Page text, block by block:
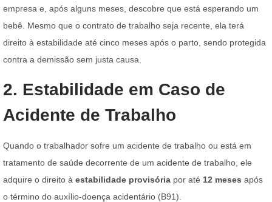
empresa e, após alguns meses, descobre que está esperando um
bebê. Mesmo que o contrato de trabalho seja recente, ela terá
direito à estabilidade até cinco meses após o parto, sendo protegida
contra a demissão sem justa causa.
2. Estabilidade em Caso de
Acidente de Trabalho
Quando o trabalhador sofre um acidente de trabalho ou está em
tratamento de saúde decorrente de um acidente de trabalho, ele
adquire o direito à estabilidade provisória por até 12 meses após
o término do auxílio-doença acidentário (B91).